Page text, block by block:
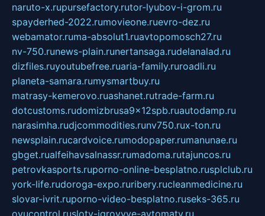
naruto-x.rupursefactory.rutor-lyubov-i-grom.ru
spayderhed-2022.rumovieone.ruevro-dez.ru
webamator.ruma-absolut1.ruavtopomosch27.ru
nv-750.runews-plain.runertansaga.rudelanalad.ru
dizfiles.ruyoutubefree.ruaria-family.ruroadli.ru
planeta-samara.rumysmartbuy.ru
matrasy-kemerovo.ruashanet.rutrade-farm.ru
dotcustoms.rudomizbrusa9x12spb.ruautodamp.ru
narasimha.rudjcommodities.runv750.rux-ton.ru
newsplain.rucardvoice.rumodopaper.rumanunae.ru
gbget.rualfeihavsalnassr.rumadoma.rutajuncos.ru
petrovkasports.ruporno-online-besplatno.rusplclub.ru
york-life.rudoroga-expo.ruribery.rucleanmedicine.ru
slovar-ivrit.ruporno-video-besplatno.ruseks-365.ru
ovucontrol.rusloty-igrovyye-avtomaty.ru